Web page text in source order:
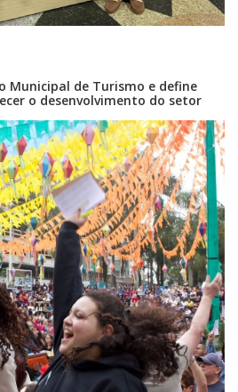
de BC estará fechado nos dias 10 e 11 de
Municipal de Turismo e define
o desenvolvimento do setor